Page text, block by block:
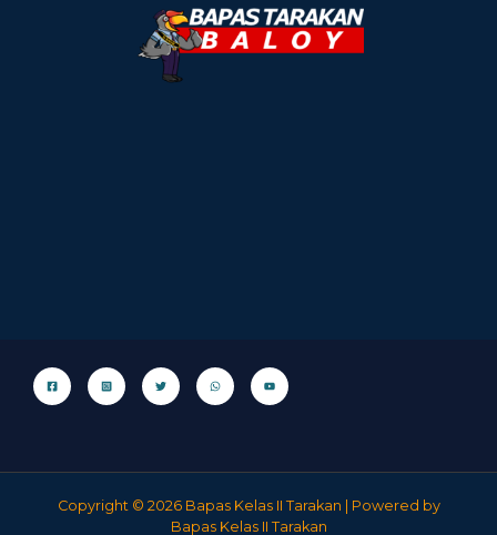
Copyright © 2026 Bapas Kelas II Tarakan | Powered by
Bapas Kelas II Tarakan